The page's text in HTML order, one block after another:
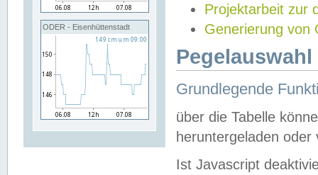
ODER - Eisenhüttenstadt
Projektarbeit zur
Generierung von
Grundlegende
über die Tabelle
heruntergeladen oder
Ist Javascript